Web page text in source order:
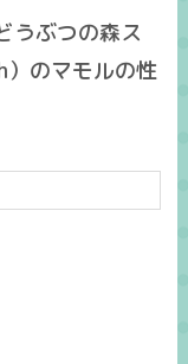
うぶつの森ス
のマモルの性